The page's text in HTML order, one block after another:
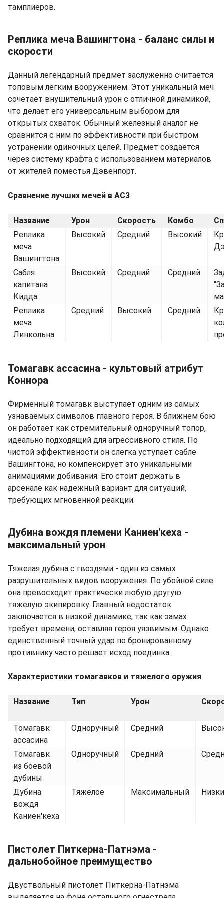
тамплиеров.
Реплика меча Вашингтона - баланс силы и
скорости
Данный легендарный предмет заслуженно считается
топовым легким вооружением. Этот уникальный меч
сочетает внушительный урон с отличной динамикой,
что делает его универсальным выбором для
открытых схваток. Обычный железный аналог не
сравнится с ним по эффективности при быстром
устранении одиночных целей. Предмет создается
через систему крафта с использованием материалов
от жителей поместья Дэвенпорт.
Сравнение лучших мечей в AC3
Название Урон Скорость Комбо
Реплика
меча
Вашингтона
Высокий Средний Высокий
Сабля
капитана
Кидда
Высокий Средний Средний
Реплика
меча
Линкольна
Средний Высокий Средний
Томагавк ассасина - культовый атрибут
Коннора
Фирменный томагавк выступает одним из самых
узнаваемых символов главного героя. В ближнем бою
он работает как стремительный одноручный топор,
идеально подходящий для агрессивного стиля. По
чистой эффективности он слегка уступает сабле
Вашингтона, но компенсирует это уникальными
анимациями добивания. Его стоит держать в
арсенале как надежный вариант для ситуаций,
требующих мгновенной реакции.
Дубина вождя племени Каниен'кеха -
максимальный урон
Тяжелая дубина с гвоздями - один из самых
разрушительных видов вооружения. По убойной силе
она превосходит практически любую другую
тяжелую экипировку. Главный недостаток
заключается в низкой динамике, так как замах
требует времени, оставляя героя уязвимым. Однако
единственный точный удар по бронированному
противнику часто решает исход поединка.
Характеристики томагавков и тяжелого оружия
Название Тип Урон
Томагавк
ассасина
Одноручный Средний
Томагавк
из боевой
дубины
Одноручный Средний
Дубина
вождя
Каниен'кеха
Тяжёлое Максимальный
Пистолет Питкерна-Патнэма -
дальнобойное преимущество
Двуствольный пистолет Питкерна-Патнэма